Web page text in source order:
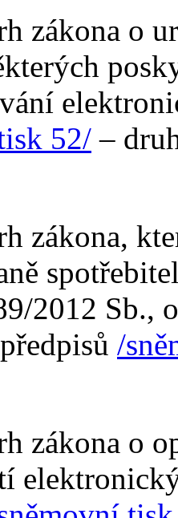
zákona o
52/ –
zákona,
2012 Sb.,
/
zákona o